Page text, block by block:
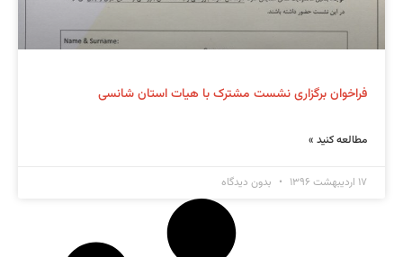
فراخوان برگزاری نشست مشترک با هیات استان شانسی
مطالعه کنید »
۱۷ اردیبهشت ۱۳۹۶ بدون دیدگاه